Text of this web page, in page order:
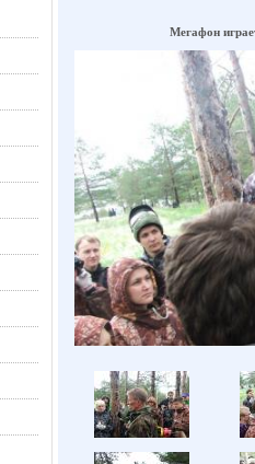
Мегафон